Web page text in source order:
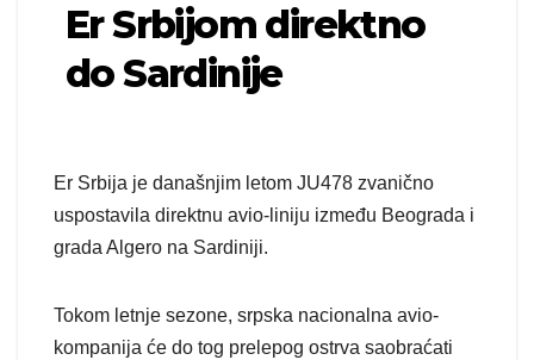
Er Srbijom direktno
do Sardinije
Er Srbija je današnjim letom JU478 zvanično
uspostavila direktnu avio-liniju između Beograda i
grada Algero na Sardiniji.
Tokom letnje sezone, srpska nacionalna avio-
kompanija će do tog prelepog ostrva saobraćati